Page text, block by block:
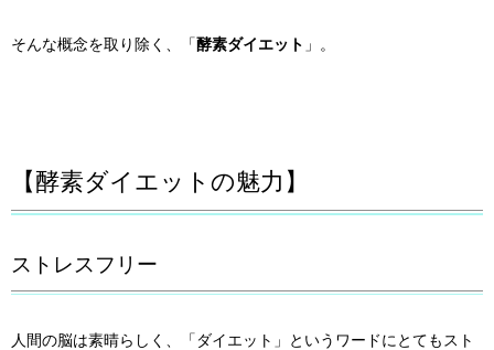
そんな概念を取り除く、「酵素ダイエット 」。
【酵素ダイエットの魅力】
ストレスフリー
人間の脳は素晴らしく、「ダイエット」というワードにとてもスト